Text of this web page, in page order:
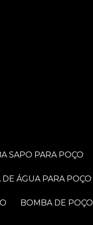
SAPO PARA POÇO
DE ÁGUA PARA POÇO
BOMBA DE POÇO